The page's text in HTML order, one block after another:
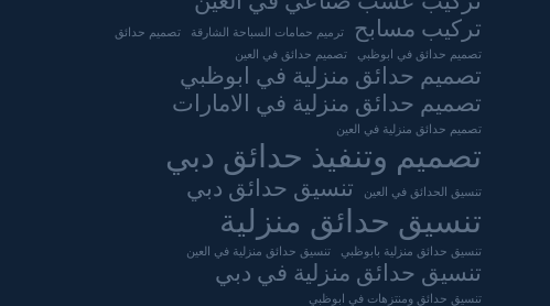
تركيب مسابح
ترميم حمامات السباحة الشارقة
تصميم حدائق
تصميم حدائق في ابوظبي
تصميم حدائق في العين
تصميم حدائق منزلية في ابوظبي
تصميم حدائق منزلية في الامارات
تصميم حدائق منزلية في العين
تصميم وتنفيذ حدائق دبي
تنسيق الحدائق في العين تنسيق حدائق دبي
تنسيق حدائق منزلية
تنسيق حدائق منزلية بابوظبي تنسيق حدائق منزلية في العين
تنسيق حدائق منزلية في دبي
تنسيق حدائق ومنتزهات في ابوظبي